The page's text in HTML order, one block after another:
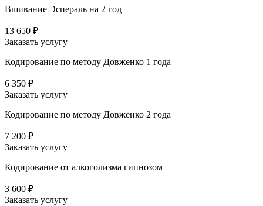
Вшивание Эспераль на 2 год
13 650 ₽
Заказать услугу
Кодирование по методу Довженко 1 года
6 350 ₽
Заказать услугу
Кодирование по методу Довженко 2 года
7 200 ₽
Заказать услугу
Кодирование от алкоголизма гипнозом
3 600 ₽
Заказать услугу